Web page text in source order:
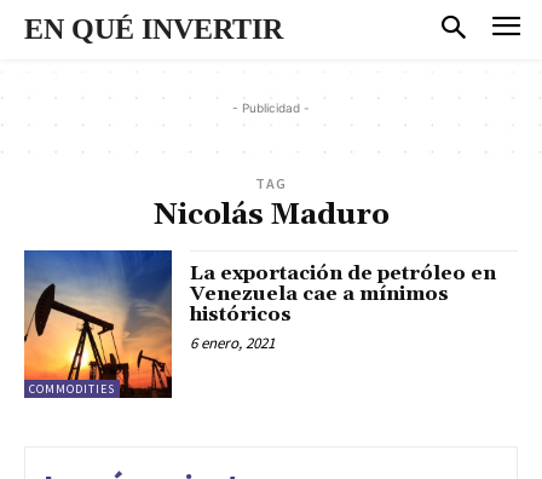
EN QUÉ INVERTIR
- Publicidad -
TAG
Nicolás Maduro
COMMODITIES
La exportación de petróleo en
Venezuela cae a mínimos
históricos
6 enero, 2021